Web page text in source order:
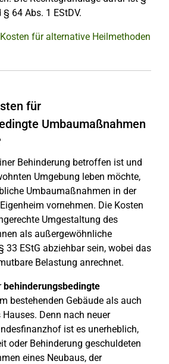
64 Abs. 1 EStDV.
für alternative Heilmethoden
für
Umbaumaßnahmen
Behinderung betroffen ist und
Umgebung leben möchte,
Umbaumaßnahmen in der
vornehmen. Die Kosten
Umgestaltung des
als außergewöhnliche
33 EStG abziehbar sein, wobei das
Belastung anrechnet.
behinderungsbedingte
bestehenden Gebäude als auch
Denn nach neuer
ist es unerheblich,
oder Behinderung geschuldeten
eines Neubaus, der